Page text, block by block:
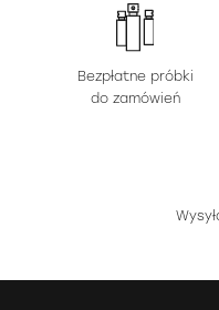
Bezpłatne próbki
do zamówień